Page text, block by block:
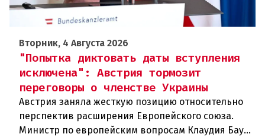
Вторник, 4 Августа 2026
"Попытка диктовать даты вступления
исключена": Австрия тормозит
переговоры о членстве Украины
Австрия заняла жесткую позицию относительно
перспектив расширения Европейского союза.
Министр по европейским вопросам Клаудия Бауэр